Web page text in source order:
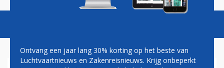
Ontvang een jaar lang 30% korting op het beste van
Luchtvaartnieuws en Zakenreisnieuws. Krijg onbeperkt